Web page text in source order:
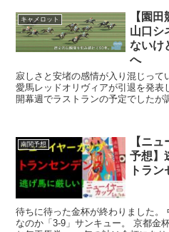
キャメロット
【園
山口シ
ないけ
へ
寂しさと安堵の感情が入り混じって
愛馬レッドオリヴィアが引退を発表
開幕週でラストランの予定でしたが
南関予想
【ニ
予想】
トラ
待ちに待った金杯が終わりました。
なのか「3-9」サンキュー。 京都金